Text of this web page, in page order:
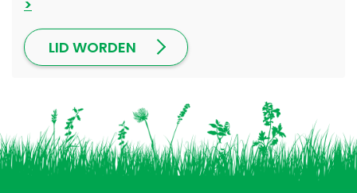
LID WORDEN